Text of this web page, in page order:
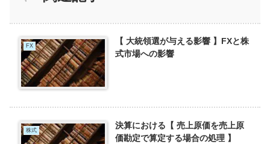
FX
【 大統領選が与える影響 】FXと株
式市場への影響
株式
決算における【 売上原価を売上原
価勘定で算定する場合の処理 】